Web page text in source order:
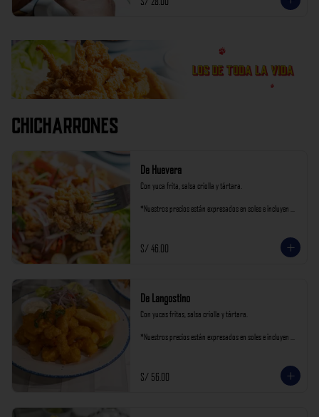
Chicharrones
De Huevera
Con yuca frita, salsa criolla y tártara.
*Nuestros precios están expresados en soles e incluyen
S/ 46.00
De Langostino
Con yucas fritas, salsa criolla y tártara.
*Nuestros precios están expresados en soles e incluyen
S/ 56.00